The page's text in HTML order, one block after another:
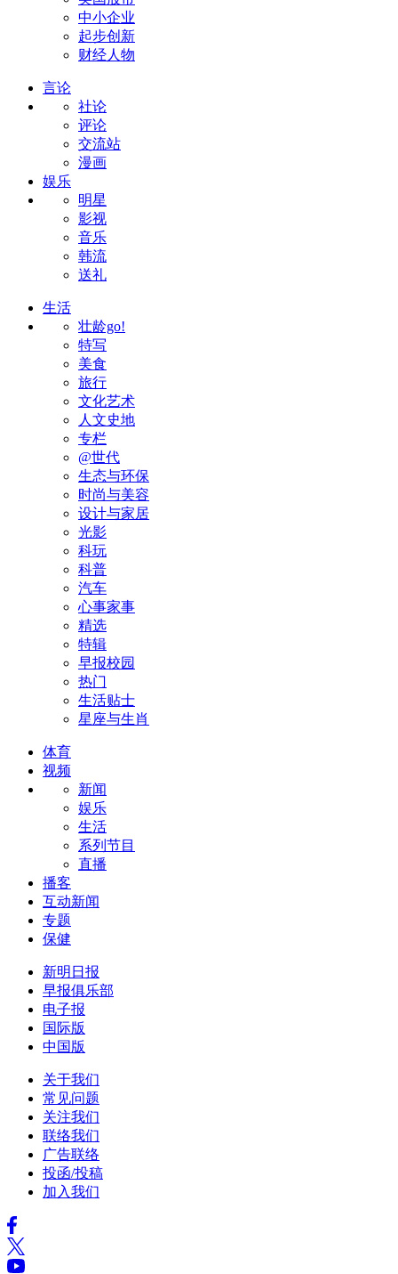
中小企业
起步创新
财经人物
言论
社论
评论
交流站
漫画
娱乐
明星
影视
音乐
韩流
送礼
生活
壮龄go!
特写
美食
旅行
文化艺术
人文史地
专栏
@世代
生态与环保
时尚与美容
设计与家居
光影
科玩
科普
汽车
心事家事
精选
特辑
早报校园
热门
生活贴士
星座与生肖
体育
视频
新闻
娱乐
生活
系列节目
直播
播客
互动新闻
专题
保健
新明日报
早报俱乐部
电子报
国际版
中国版
关于我们
常见问题
关注我们
联络我们
广告联络
投函/投稿
加入我们